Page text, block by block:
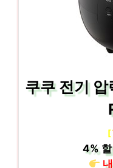
쿠쿠 전기
[
4%할